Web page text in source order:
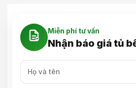
Miễn phí tư vấn
Nhận báo giá tủ